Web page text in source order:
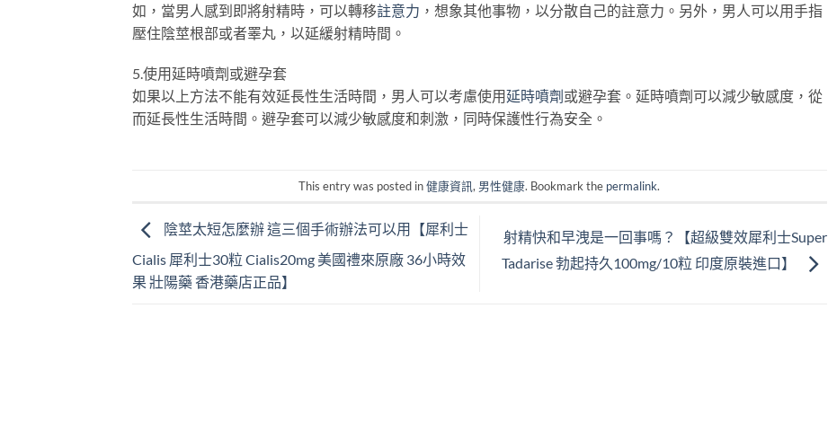
如，當男人感到即將射精時，可以轉移註意力 ，想象其他事物，以分散自己的註意力。另外，男人可以用手指
壓住陰莖根部或者睪丸，以延緩射精時間。
5.使用延時噴劑或避孕套
如果以上方法不能有效延長性生活時間，男人可以考慮使用延時噴劑 或避孕套。延時噴劑可以減少敏感度，從
而延長性生活時間。避孕套可以減少敏感度和刺激，同時保護性行為安全。
This entry was posted in健康資訊, 男性健康. Bookmark the permalink.
陰莖太短怎麼辦 這三個手術辦法可以用【犀利士
Cialis 犀利士30粒 Cialis20mg 美國禮來原廠 36小時效
果 壯陽藥 香港藥店正品】
射精快和早洩是一回事嗎？【超級雙效犀利士Super
Tadarise 勃起持久100mg/10粒 印度原裝進口】